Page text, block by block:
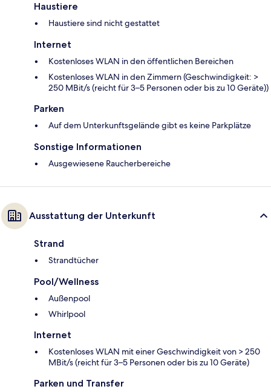
Haustiere
Haustiere sind nicht gestattet
Internet
Kostenloses WLAN in den öffentlichen Bereichen
Kostenloses WLAN in den Zimmern (Geschwindigkeit: >
250 MBit/s (reicht für 3–5 Personen oder bis zu 10 Geräte))
Parken
Auf dem Unterkunftsgelände gibt es keine Parkplätze
Sonstige Informationen
Ausgewiesene Raucherbereiche
Ausstattung der Unterkunft
Strand
Strandtücher
Pool/Wellness
Außenpool
Whirlpool
Internet
Kostenloses WLAN mit einer Geschwindigkeit von > 250
MBit/s (reicht für 3–5 Personen oder bis zu 10 Geräte)
Parken und Transfer